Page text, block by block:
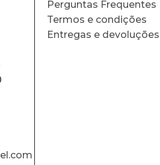
Perguntas Frequentes
Termos e condições
Entregas e devoluções